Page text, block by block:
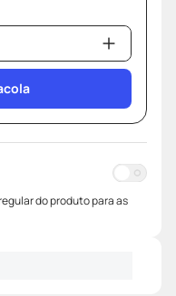
do produto para as